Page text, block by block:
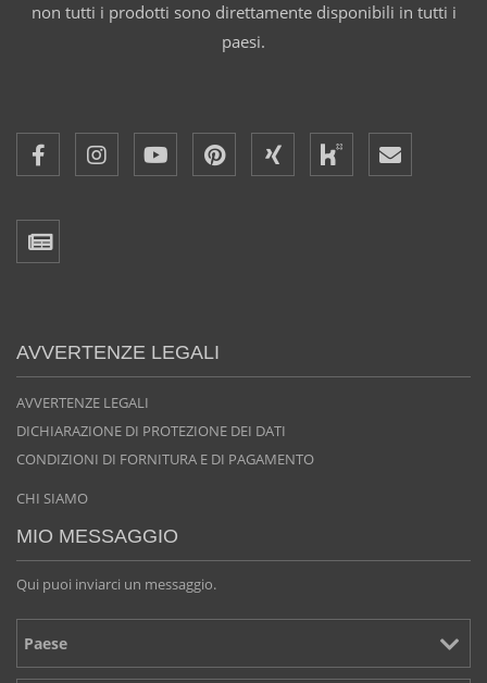
non tutti i prodotti sono direttamente disponibili in tutti i
paesi.
AVVERTENZE LEGALI
AVVERTENZE LEGALI
DICHIARAZIONE DI PROTEZIONE DEI DATI
CONDIZIONI DI FORNITURA E DI PAGAMENTO
CHI SIAMO
MIO MESSAGGIO
Qui puoi inviarci un messaggio.